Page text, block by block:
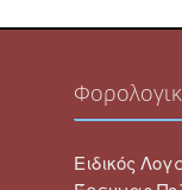
Ειδικός